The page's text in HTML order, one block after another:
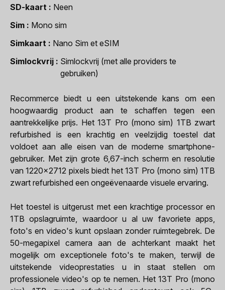
SD-kaart
Neen
Sim
Mono sim
Simkaart
Nano Sim et eSIM
Simlockvrij
Simlockvrij (met alle providers te
gebruiken)
Recommerce biedt u een uitstekende kans om een
hoogwaardig product aan te schaffen tegen een
aantrekkelijke prijs. Het 13T Pro (mono sim) 1TB zwart
refurbished is een krachtig en veelzijdig toestel dat
voldoet aan alle eisen van de moderne smartphone-
gebruiker. Met zijn grote 6,67-inch scherm en resolutie
van 1220x2712 pixels biedt het 13T Pro (mono sim) 1TB
zwart refurbished een ongeëvenaarde visuele ervaring.
Het toestel is uitgerust met een krachtige processor en
1TB opslagruimte, waardoor u al uw favoriete apps,
foto's en video's kunt opslaan zonder ruimtegebrek. De
50-megapixel camera aan de achterkant maakt het
mogelijk om exceptionele foto's te maken, terwijl de
uitstekende videoprestaties u in staat stellen om
professionele video's op te nemen. Het 13T Pro (mono